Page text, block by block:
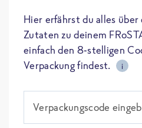
Hier erfährst du alles
Zutaten zu deinem
einfach den 8-stelligen
Verpackung findest.
i
Verpackungscode